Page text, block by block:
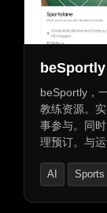
beSportly
beSportly，
教练资源。
事参与。同
理预订。与
AI Sports